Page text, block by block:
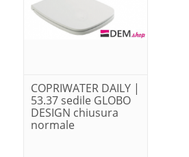
COPRIWATER DAILY |
53.37 sedile GLOBO
DESIGN chiusura
normale